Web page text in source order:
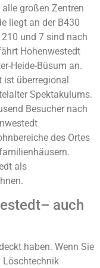
großen Zentren
liegt an der B430
und 7 sind nach
Hohenwestedt
Heide-Büsum an.
ist überregional
Spektakulums.
Besucher nach
des Ortes
als
auch
haben. Wenn Sie
Löschtechnik